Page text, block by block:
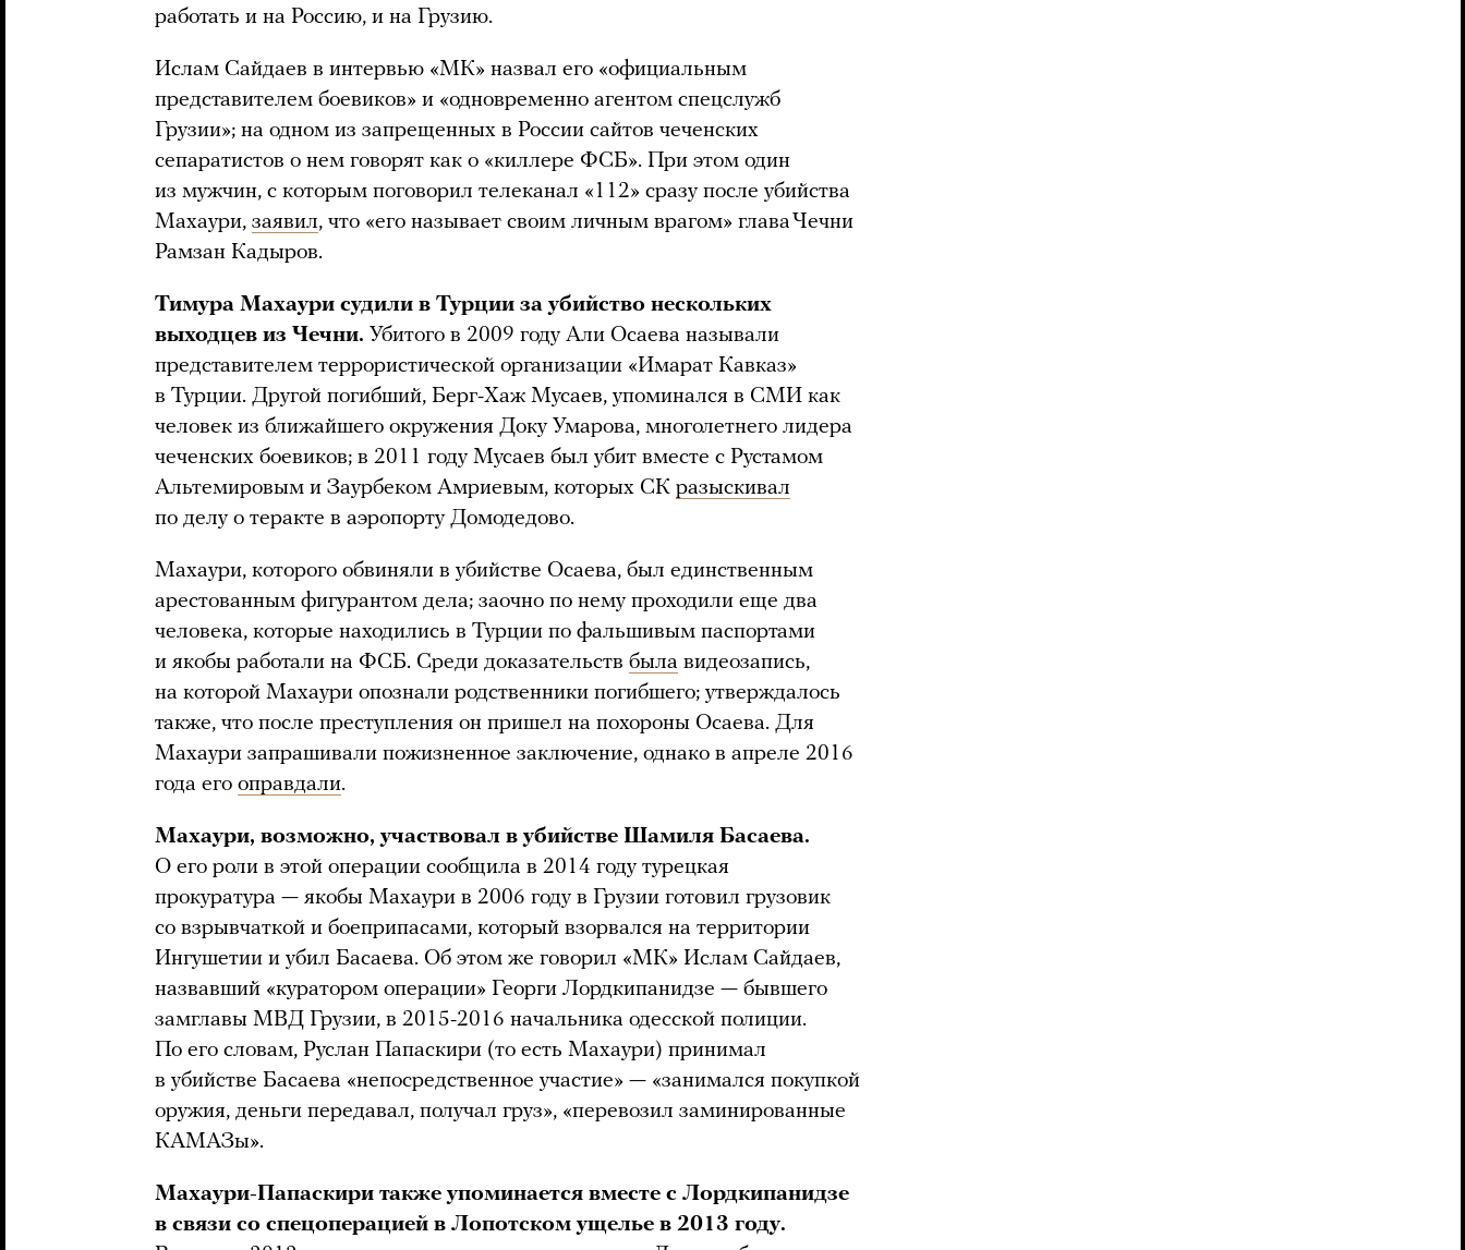
работать и на Россию, и на Грузию.
Ислам Сайдаев в интервью «МК» назвал его «официальным
представителем боевиков» и «одновременно агентом спецслужб
Грузии»; на одном из запрещенных в России сайтов чеченских
сепаратистов о нем говорят как о «киллере ФСБ». При этом один
из мужчин, с которым поговорил телеканал «112» сразу после убийства
Махаури, заявил, что «его называет своим личным врагом» глава Чечни
Рамзан Кадыров.
Тимура Махаури судили в Турции за убийство нескольких
выходцев из Чечни. Убитого в 2009 году Али Осаева называли
представителем террористической организации «Имарат Кавказ»
в Турции. Другой погибший, Берг-Хаж Мусаев, упоминался в СМИ как
человек из ближайшего окружения Доку Умарова, многолетнего лидера
чеченских боевиков; в 2011 году Мусаев был убит вместе с Рустамом
Альтемировым и Заурбеком Амриевым, которых СК разыскивал
по делу о теракте в аэропорту Домодедово.
Махаури, которого обвиняли в убийстве Осаева, был единственным
арестованным фигурантом дела; заочно по нему проходили еще два
человека, которые находились в Турции по фальшивым паспортами
и якобы работали на ФСБ. Среди доказательств была видеозапись,
на которой Махаури опознали родственники погибшего; утверждалось
также, что после преступления он пришел на похороны Осаева. Для
Махаури запрашивали пожизненное заключение, однако в апреле 2016
года его оправдали.
Махаури, возможно, участвовал в убийстве Шамиля Басаева.
О его роли в этой операции сообщила в 2014 году турецкая
прокуратура — якобы Махаури в 2006 году в Грузии готовил грузовик
со взрывчаткой и боеприпасами, который взорвался на территории
Ингушетии и убил Басаева. Об этом же говорил «МК» Ислам Сайдаев,
назвавший «куратором операции» Георги Лордкипанидзе — бывшего
замглавы МВД Грузии, в 2015-2016 начальника одесской полиции.
По его словам, Руслан Папаскири (то есть Махаури) принимал
в убийстве Басаева «непосредственное участие» — «занимался покупкой
оружия, деньги передавал, получал груз», «перевозил заминированные
КАМАЗы».
Махаури-Папаскири также упоминается вместе с Лордкипанидзе
в связи со спецоперацией в Лопотском ущелье в 2013 году.